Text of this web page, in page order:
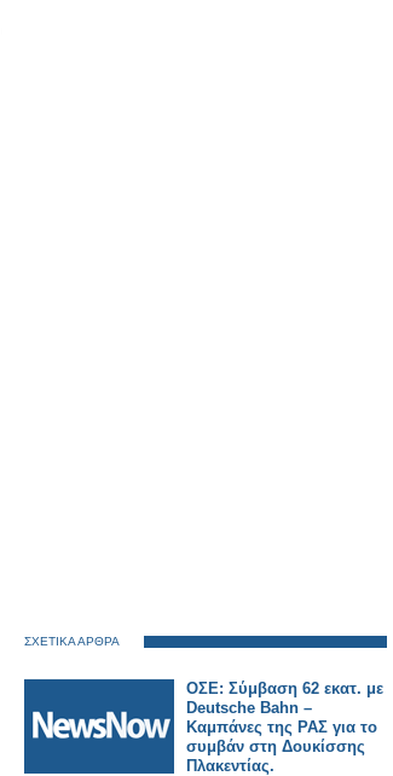
ΣΧΕΤΙΚΑ ΑΡΘΡΑ
ΟΣΕ: Σύμβαση 62 εκατ. με
Deutsche Bahn –
Καμπάνες της ΡΑΣ για το
συμβάν στη Δουκίσσης
Πλακεντίας.